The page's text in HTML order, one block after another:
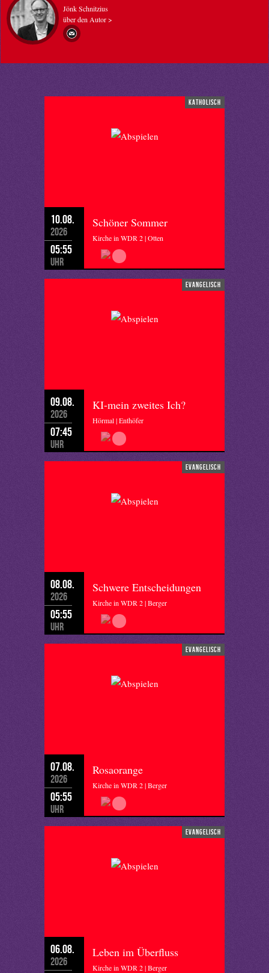
Jönk Schnitzius
über den Autor >
katholisch
10.08.
2026
05:55
Uhr
Schöner Sommer
Kirche in WDR 2 | Otten
evangelisch
09.08.
2026
07:45
Uhr
KI-mein zweites Ich?
Hörmal | Enthöfer
evangelisch
08.08.
2026
05:55
Uhr
Schwere Entscheidungen
Kirche in WDR 2 | Berger
evangelisch
07.08.
2026
05:55
Uhr
Rosaorange
Kirche in WDR 2 | Berger
evangelisch
06.08.
2026
Leben im Überfluss
Kirche in WDR 2 | Berger